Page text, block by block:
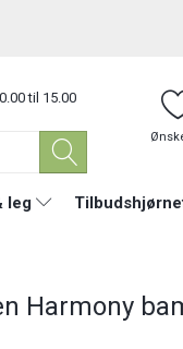
til 15.00
leg
Harmony